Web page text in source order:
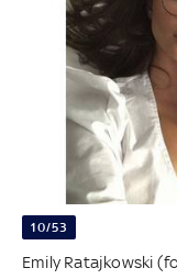
10/53
Emily Ratajkowski